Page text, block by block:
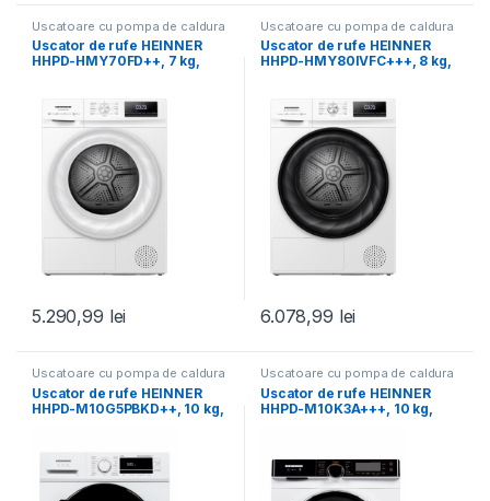
Uscatoare cu pompa de caldura
Uscator de rufe HEINNER
HHPD-HMY70FD++, 7 kg,
5.290,99 lei
Uscatoare cu pompa de caldura
Uscator de rufe HEINNER
HHPD-HMY80IVFC+++, 8 kg,
6.078,99 lei
Uscatoare cu pompa de caldura
Uscator de rufe HEINNER
HHPD-M10G5PBKD++, 10 kg,
Uscatoare cu pompa de caldura
Uscator de rufe HEINNER
HHPD-M10K3A+++, 10 kg,